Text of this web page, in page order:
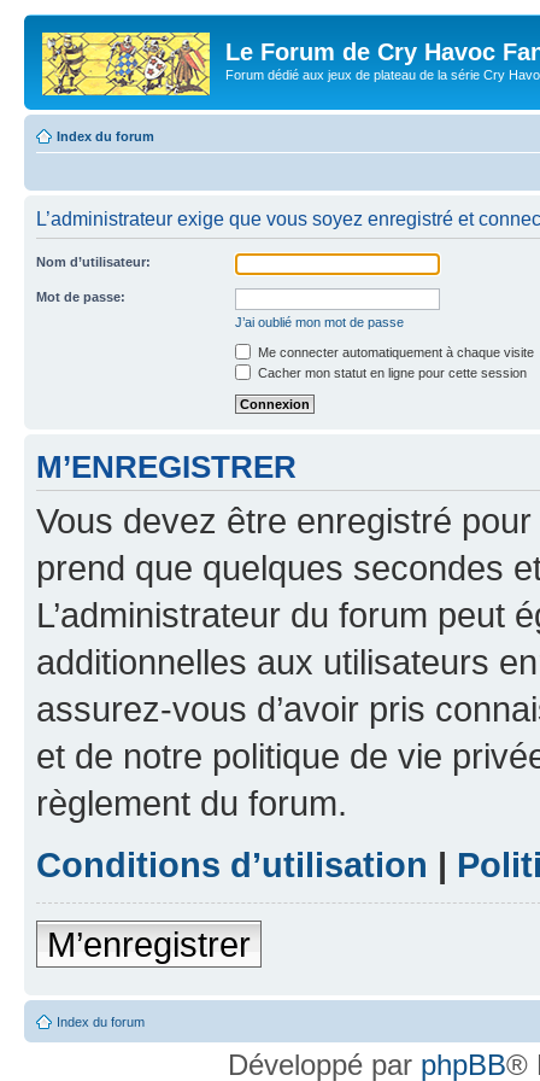
Le Forum de Cry Havoc
Forum dédié aux jeux de plateau de la série Cry
Index du forum
L’administrateur exige que vous soyez enregistré et
Nom d’utilisateur:
Mot de passe:
J’ai oublié mon mot de passe
Me connecter automatiquement à chaque visite
Cacher mon statut en ligne pour cette session
M’ENREGISTRER
Vous devez être enregistré
prend que quelques secondes
L’administrateur du forum peut
additionnelles aux utilisateurs
assurez-vous d’avoir pris
et de notre politique de vie
règlement du forum.
Conditions d’utilisation |
M’enregistrer
Index du forum
Développé par phpBB®